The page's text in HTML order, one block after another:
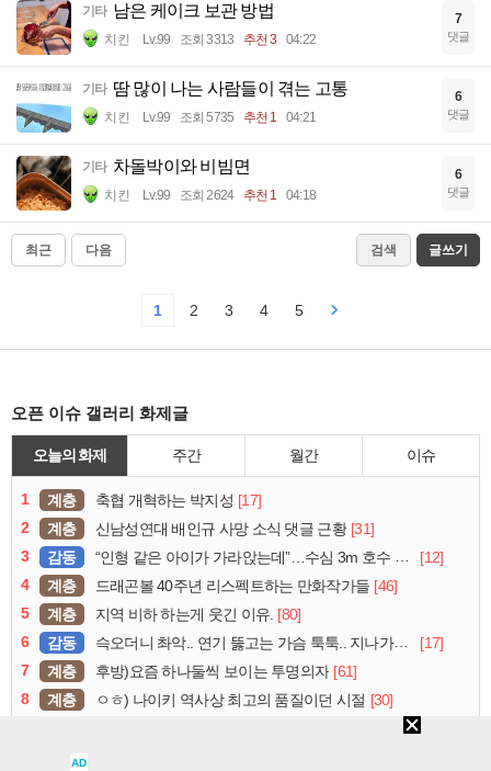
기타 남은 케이크 보관 방법
치킨 Lv.99 조회 3313 추천 3 04:22
7
댓글
기타 땀 많이 나는 사람들이 겪는 고통
치킨 Lv.99 조회 5735 추천 1 04:21
6
댓글
기타 차돌박이와 비빔면
치킨 Lv.99 조회 2624 추천 1 04:18
6
댓글
최근 다음 검색 글쓰기
1 2 3 4 5
오픈 이슈 갤러리 화제글
오늘의 화제 주간 월간 이슈
1 계층 축협 개혁하는 박지성 [17]
2
계층 신남성연대 배인규 사망 소식 댓글 근황 [31]
3
감동 “인형 같은 아이가 가라앉는데”…수심 3m 호수 뛰어든 60대 의인
[12]
4
계층 드래곤볼 40주년 리스펙트하는 만화작가들 [46]
5
계층 지역 비하 하는게 웃긴 이유. [80]
6
감동 슥오더니 촤악.. 연기 뚫고는 가슴 툭툭.. 지나가던 아재의 정체
[17]
7
계층 후방)요즘 하나둘씩 보이는 투명의자 [61]
8
계층 ㅇㅎ) 나이키 역사상 최고의 품질이던 시절 [30]
연예AD